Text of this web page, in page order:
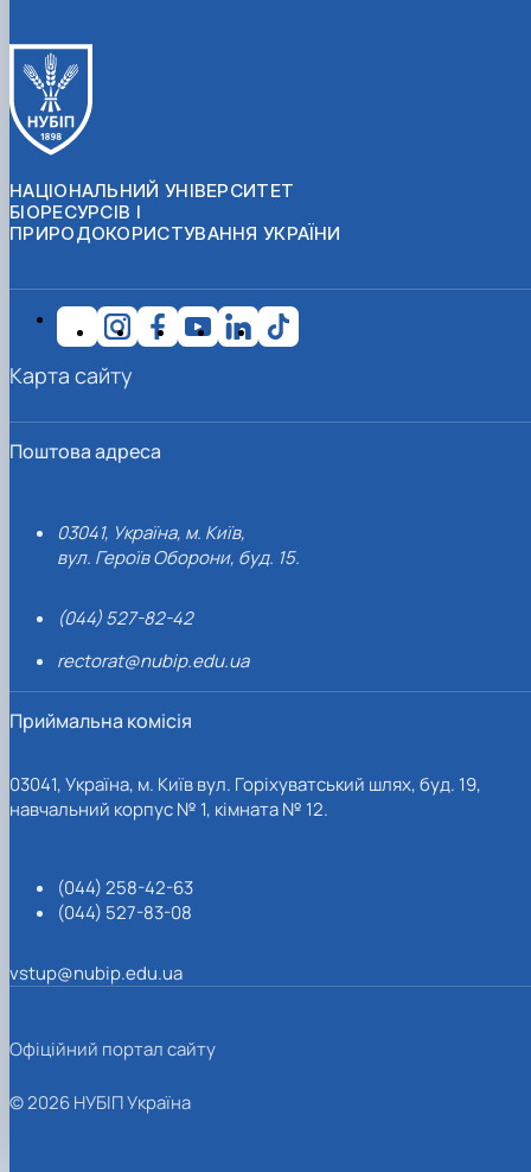
НАЦІОНАЛЬНИЙ УНІВЕРСИТЕТ
БІОРЕСУРСІВ І
ПРИРОДОКОРИСТУВАННЯ УКРАЇНИ
Поштова адреса
03041, Україна, м. Київ,
вул. Героїв Оборони, буд. 15.
(044) 527-82-42
rectorat@nubip.edu.ua
Приймальна комісія
03041, Україна, м. Київ вул. Горіхуватський шлях, буд. 19,
навчальний корпус № 1, кімната № 12.
(044) 258-42-63
(044) 527-83-08
vstup@nubip.edu.ua
Карта сайту
Офіційний портал сайту
© 2026 НУБІП Україна